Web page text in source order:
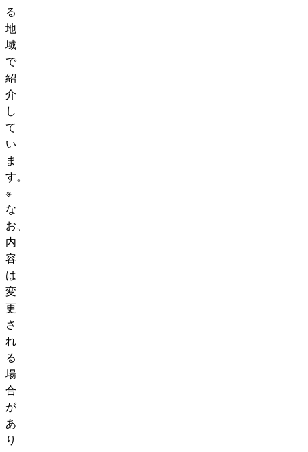
る
地
域
で
紹
介
し
て
い
ま
す。
※
な
お、
内
容
は
変
更
さ
れ
る
場
合
が
あ
り